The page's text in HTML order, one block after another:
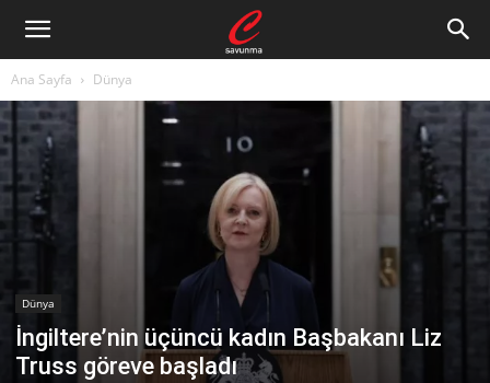
Ana Sayfa Dünya
Dünya
İngiltere’nin üçüncü kadın Başbakanı Liz
Truss göreve başladı